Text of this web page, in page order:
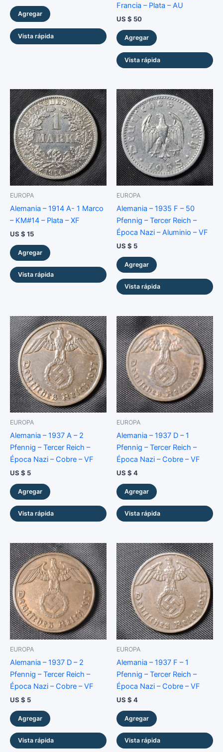
Agregar
Vista rápida
Francia – Plata – AU
US $ 50
Agregar
Vista rápida
EUROPA
Alemania – 1914 A- 1 Marco
– KM#14 – Plata – XF
US $ 15
Agregar
Vista rápida
EUROPA
Alemania – 1935 F – 50
Pfennig – Tercer Reich –
Época Nazi – Aluminio – VF
US $ 5
Agregar
Vista rápida
EUROPA
Alemania – 1937 A – 2
Pfennig – Tercer Reich –
Época Nazi – Cobre – VF
US $ 5
Agregar
Vista rápida
EUROPA
Alemania – 1937 D – 1
Pfennig – Tercer Reich –
Época Nazi – Cobre – VF
US $ 4
Agregar
Vista rápida
EUROPA
Alemania – 1937 D – 2
Pfennig – Tercer Reich –
Época Nazi – Cobre – VF
US $ 5
Agregar
Vista rápida
EUROPA
Alemania – 1937 F – 1
Pfennig – Tercer Reich –
Época Nazi – Cobre – VF
US $ 4
Agregar
Vista rápida